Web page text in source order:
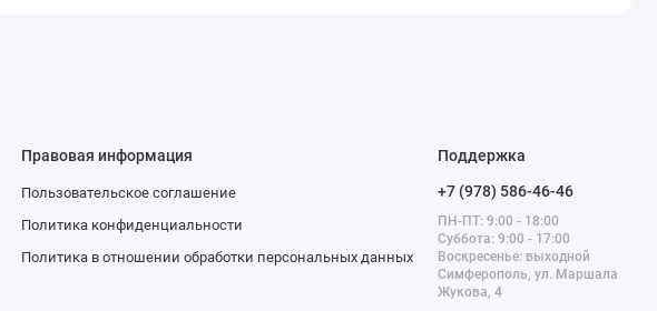
Правовая информация
Пользовательское соглашение
Политика конфиденциальности
Политика в отношении обработки персональных данных
Поддержка
+7 (978) 586-46-46
ПН-ПТ: 9:00 - 18:00
Суббота: 9:00 - 17:00
Воскресенье: выходной
Симферополь, ул. Маршала
Жукова, 4